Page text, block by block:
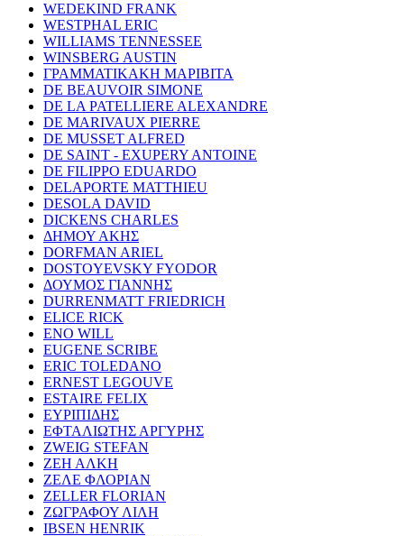
WEDEKIND FRANK
WESTPHAL ERIC
WILLIAMS TENNESSEE
WINSBERG AUSTIN
ΓΡΑΜΜΑΤΙΚΑΚΗ ΜΑΡΙΒΙΤΑ
DE BEAUVOIR SIMONE
DE LA PATELLIERE ALEXANDRE
DE MARIVAUX PIERRE
DE MUSSET ALFRED
DE SAINT - EXUPERY ANTOINE
DE FILIPPO EDUARDO
DELAPORTE MATTHIEU
DESOLA DAVID
DICKENS CHARLES
ΔΗΜΟΥ ΑΚΗΣ
DORFMAN ARIEL
DOSTOYEVSKY FYODOR
ΔΟΥΜΟΣ ΓΙΑΝΝΗΣ
DURRENMATT FRIEDRICH
ELICE RICK
ENO WILL
EUGENE SCRIBE
ERIC TOLEDANO
ERNEST LEGOUVE
ESTAIRE FELIX
ΕΥΡΙΠΙΔΗΣ
ΕΦΤΑΛΙΩΤΗΣ ΑΡΓΥΡΗΣ
ZWEIG STEFAN
ΖΕΗ ΑΛΚΗ
ΖΕΛΕ ΦΛΟΡΙΑΝ
ZELLER FLORIAN
ΖΩΓΡΑΦΟΥ ΛΙΛΗ
IBSEN HENRIK